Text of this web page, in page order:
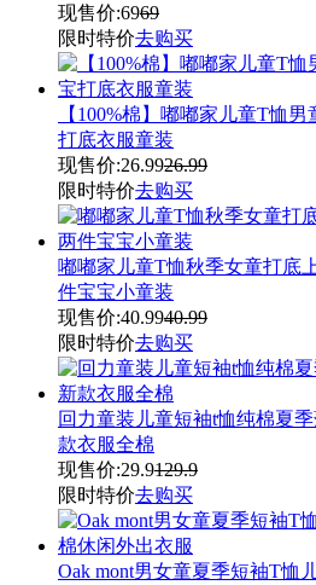
现售价:6969
限时特价去购买
【100%棉】嘟嘟家儿童T恤
打底衣服童装
现售价:26.9926.99
限时特价去购买
嘟嘟家儿童T恤秋季女童打底
件宝宝小童装
现售价:40.9940.99
限时特价去购买
回力童装儿童短袖t恤纯棉夏
款衣服全棉
现售价:29.9129.9
限时特价去购买
Oak mont男女童夏季短袖T恤